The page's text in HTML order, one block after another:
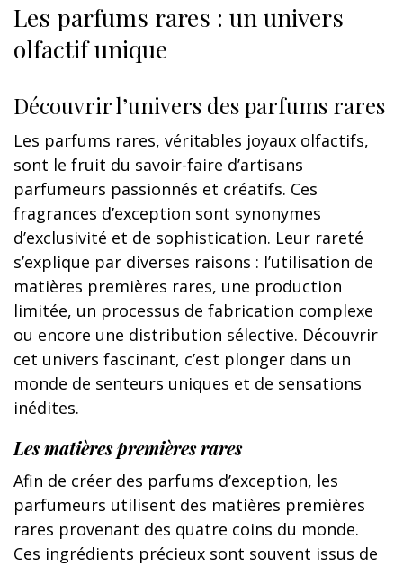
Les parfums rares : un univers
olfactif unique
Découvrir l’univers des parfums rares
Les parfums rares, véritables joyaux olfactifs,
sont le fruit du savoir-faire d’artisans
parfumeurs passionnés et créatifs. Ces
fragrances d’exception sont synonymes
d’exclusivité et de sophistication. Leur rareté
s’explique par diverses raisons : l’utilisation de
matières premières rares, une production
limitée, un processus de fabrication complexe
ou encore une distribution sélective. Découvrir
cet univers fascinant, c’est plonger dans un
monde de senteurs uniques et de sensations
inédites.
Les matières premières rares
Afin de créer des parfums d’exception, les
parfumeurs utilisent des matières premières
rares provenant des quatre coins du monde.
Ces ingrédients précieux sont souvent issus de